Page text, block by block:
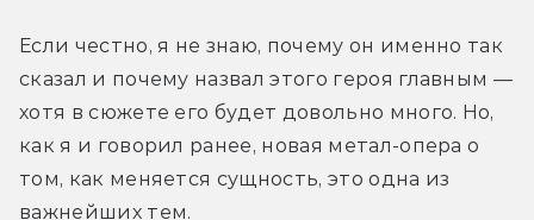
Если честно, я не знаю, почему он именно так
сказал и почему назвал этого героя главным —
хотя в сюжете его будет довольно много. Но,
как я и говорил ранее, новая метал-опера о
том, как меняется сущность, это одна из
важнейших тем.